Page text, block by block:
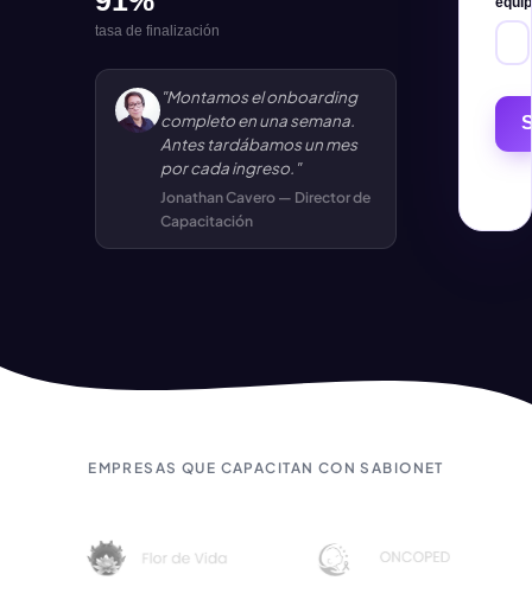
tasa de finalización
"Montamos el onboarding
completo en una semana.
Antes tardábamos un mes
por cada ingreso."
Jonathan Cavero — Director de
Capacitación
EMPRESAS QUE CAPACITAN CON SABIONET